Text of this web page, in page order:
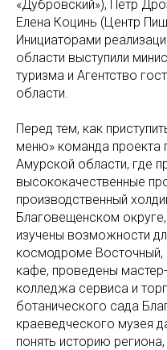
«Дубровский»), Петр
Елена Коцинь (Центр
Инициаторами
области выступили
туризма и Агентство
области.
Перед тем, как
меню» команда проекта
Амурской области, где
высококачественные
производственный
Благовещенском
изучены возможности
космодроме Восточный,
кафе, проведены
колледжа сервиса и
ботанического сада
краеведческого музея
понять историю